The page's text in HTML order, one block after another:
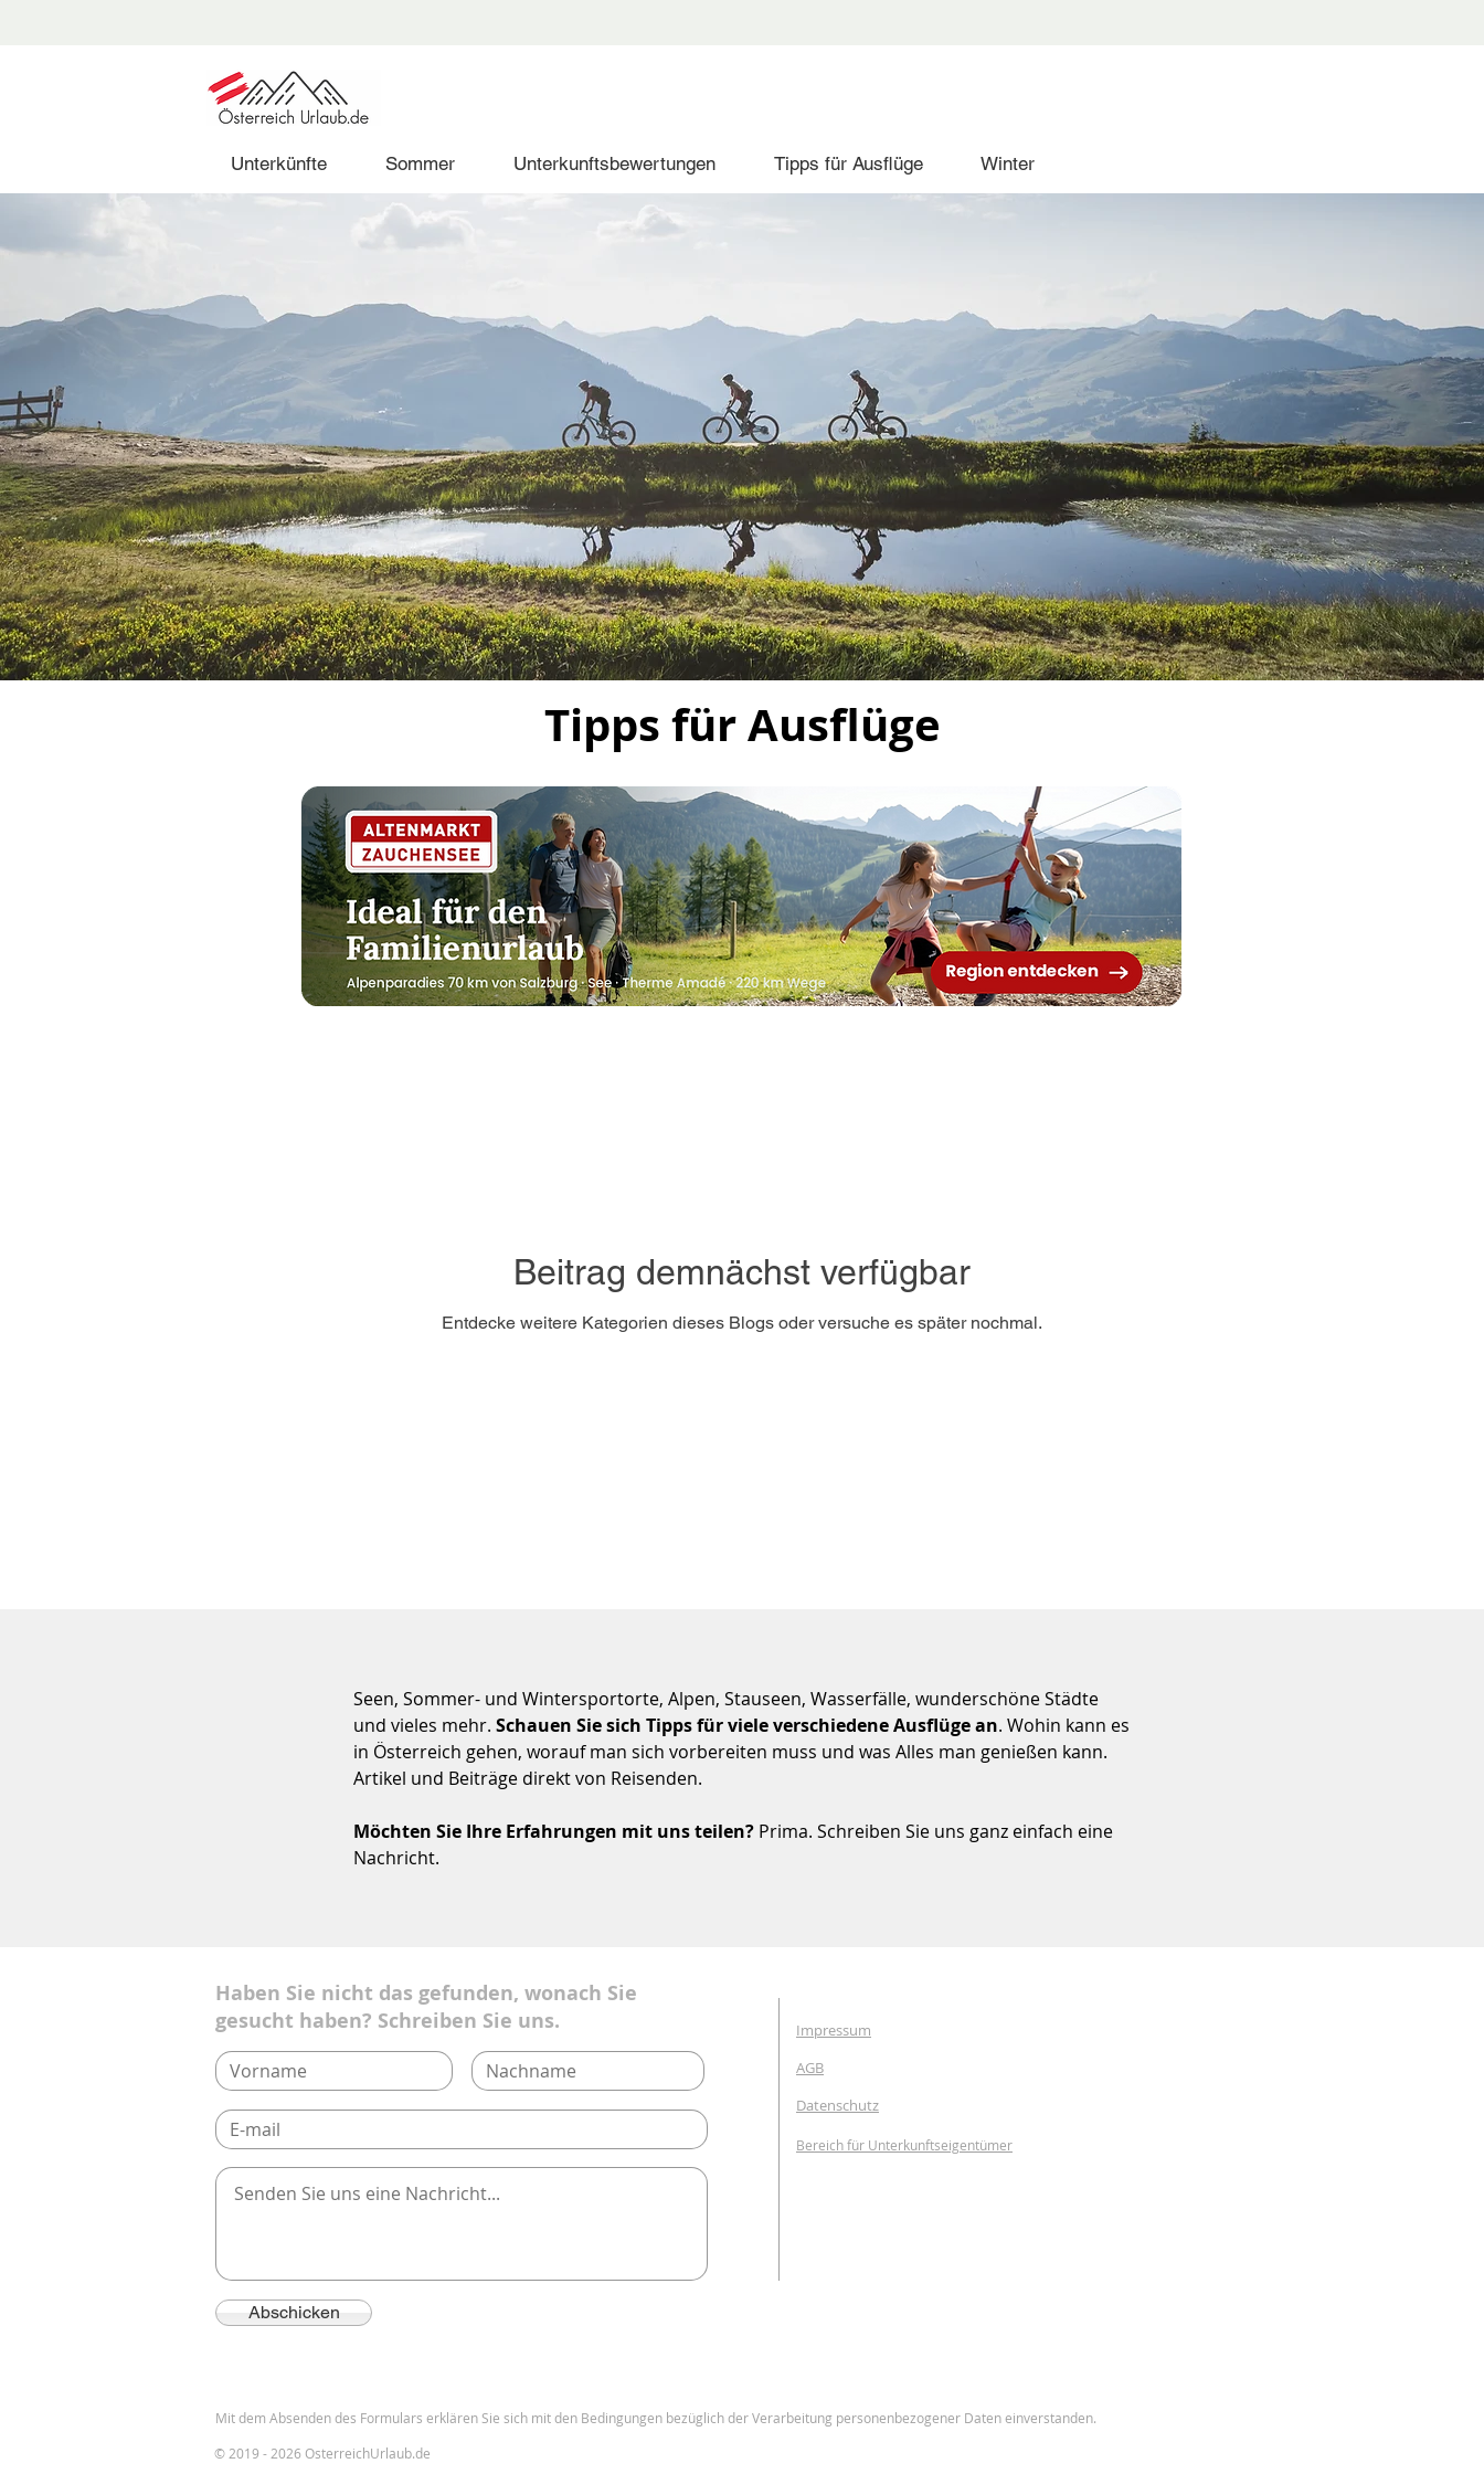
Unterkünfte Sommer Unterkunftsbewertungen Tipps für Ausflüge Winter
Tipps für Ausflüge
Beitrag demnächst verfügbar
Entdecke weitere Kategorien dieses Blogs oder versuche es später nochmal.
Seen, Sommer- und Wintersportorte, Alpen, Stauseen, Wasserfälle, wunderschöne Städte
und vieles mehr. Schauen Sie sich Tipps für viele verschiedene Ausflüge an. Wohin kann es
in Österreich gehen, worauf man sich vorbereiten muss und was Alles man genießen kann.
Artikel und Beiträge direkt von Reisenden.
Möchten Sie Ihre Erfahrungen mit uns teilen? Prima. Schreiben Sie uns ganz einfach eine
Nachricht.
Haben Sie nicht das gefunden, wonach Sie
gesucht haben? Schreiben Sie uns.
Abschicken
Impressum
AGB
Datenschutz
Bereich für Unterkunftseigentümer
Mit dem Absenden des Formulars erklären Sie sich mit den Bedingungen bezüglich der Verarbeitung personenbezogener Daten einverstanden.
© 2019 - 2026 OsterreichUrlaub.de